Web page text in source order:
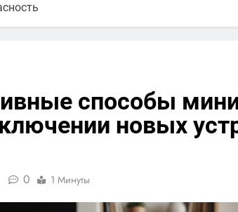
способы
новых
0 1 Минуты